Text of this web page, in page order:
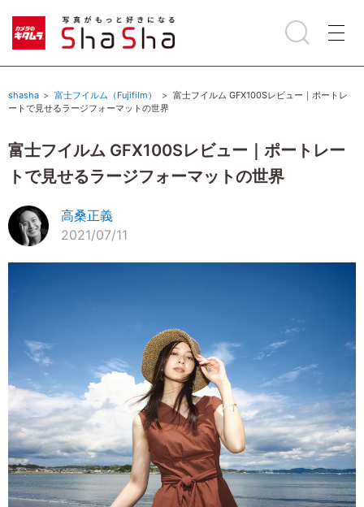
shasha 富士フイルム（Fujifilm）
富士フイルム GFX100Sレビュー｜ポートレ
ートで見せるラージフォーマットの世界
富士フイルム GFX100Sレビュー｜ポートレー
トで見せるラージフォーマットの世界
高桑正義
2021/07/11